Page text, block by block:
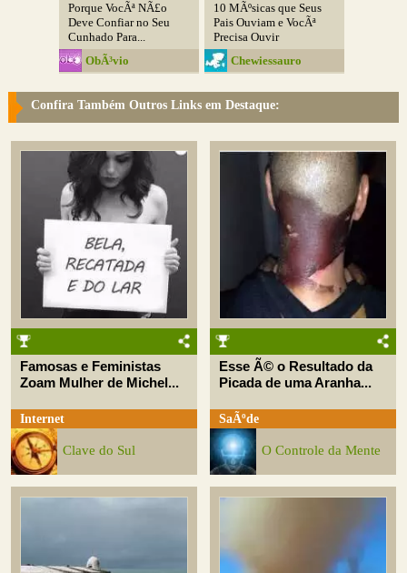
Porque VocÃª NÃ£o
Deve Confiar no Seu
Cunhado Para...
ObÃ³vio
10 MÃºsicas que Seus
Pais Ouviam e VocÃª
Precisa Ouvir
Chewiessauro
Confira Também Outros Links em Destaque:
Famosas e Feministas
Zoam Mulher de Michel...
Internet
Clave do Sul
Esse Ã© o Resultado da
Picada de uma Aranha...
SaÃºde
O Controle da Mente